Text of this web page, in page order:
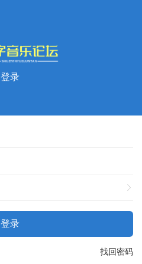
登录
登录
找回密码